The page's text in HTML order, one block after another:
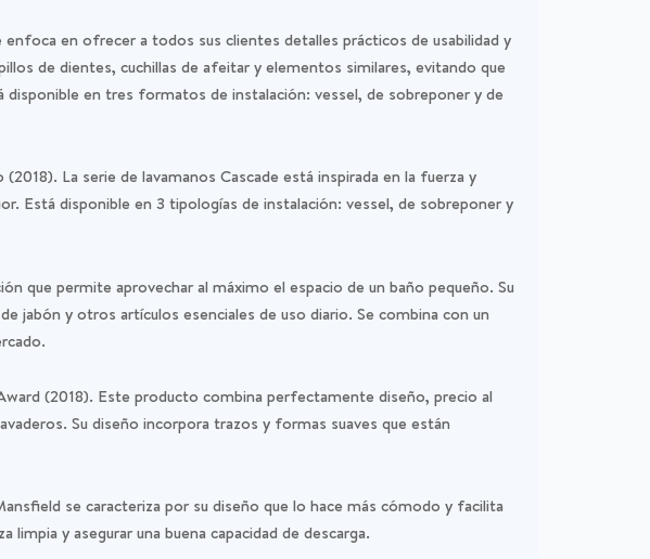
en ofrecer a todos sus clientes detalles prácticos de usabilidad y
de dientes, cuchillas de afeitar y elementos similares, evitando que
disponible en tres formatos de instalación: vessel, de sobreponer y de
La serie de lavamanos Cascade está inspirada en la fuerza y
Está disponible en 3 tipologías de instalación: vessel, de sobreponer y
que permite aprovechar al máximo el espacio de un baño pequeño. Su
jabón y otros artículos esenciales de uso diario. Se combina con un
(2018). Este producto combina perfectamente diseño, precio al
Su diseño incorpora trazos y formas suaves que están
se caracteriza por su diseño que lo hace más cómodo y facilita
y asegurar una buena capacidad de descarga.